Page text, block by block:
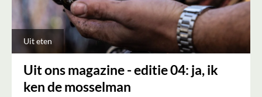
Uit eten
Uit ons magazine - editie 04: ja, ik
ken de mosselman